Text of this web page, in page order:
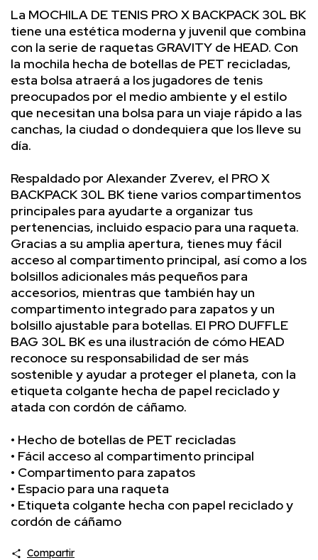
La MOCHILA DE TENIS PRO X BACKPACK 30L BK
tiene una estética moderna y juvenil que combina
con la serie de raquetas GRAVITY de HEAD. Con
la mochila hecha de botellas de PET recicladas,
esta bolsa atraerá a los jugadores de tenis
preocupados por el medio ambiente y el estilo
que necesitan una bolsa para un viaje rápido a las
canchas, la ciudad o dondequiera que los lleve su
día.
Respaldado por Alexander Zverev, el PRO X
BACKPACK 30L BK tiene varios compartimentos
principales para ayudarte a organizar tus
pertenencias, incluido espacio para una raqueta.
Gracias a su amplia apertura, tienes muy fácil
acceso al compartimento principal, así como a los
bolsillos adicionales más pequeños para
accesorios, mientras que también hay un
compartimento integrado para zapatos y un
bolsillo ajustable para botellas. El PRO DUFFLE
BAG 30L BK es una ilustración de cómo HEAD
reconoce su responsabilidad de ser más
sostenible y ayudar a proteger el planeta, con la
etiqueta colgante hecha de papel reciclado y
atada con cordón de cáñamo.
• Hecho de botellas de PET recicladas
• Fácil acceso al compartimento principal
• Compartimento para zapatos
• Espacio para una raqueta
• Etiqueta colgante hecha con papel reciclado y
cordón de cáñamo
Compartir